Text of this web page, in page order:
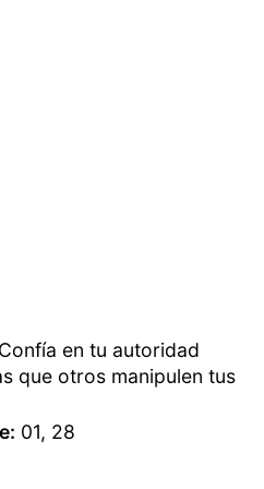
Confía en tu autoridad
que otros manipulen tus
01, 28